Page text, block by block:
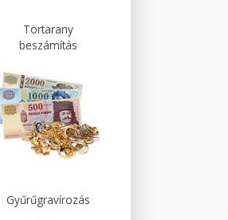
Törtarany
beszámítás
Gyűrűgravírozás